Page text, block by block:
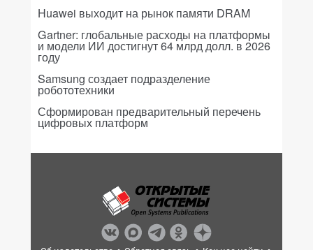
Huawei выходит на рынок памяти DRAM
Gartner: глобальные расходы на платформы
и модели ИИ достигнут 64 млрд долл. в 2026
году
Samsung создает подразделение
робототехники
Сформирован предварительный перечень
цифровых платформ